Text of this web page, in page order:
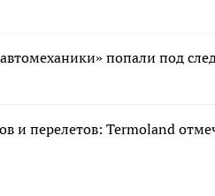
попали под
и перелетов: Termoland